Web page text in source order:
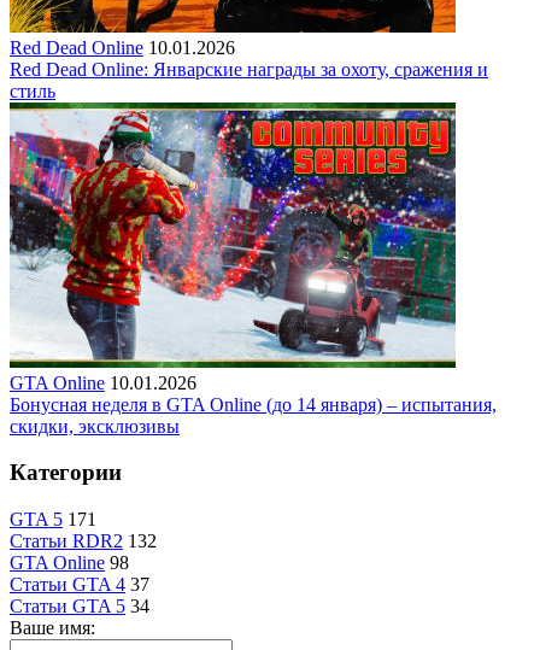
Red Dead Online 10.01.2026
Red Dead Online: Январские награды за охоту, сражения и
стиль
GTA Online 10.01.2026
Бонусная неделя в GTA Online (до 14 января) – испытания,
скидки, эксклюзивы
Категории
GTA 5 171
Статьи RDR2 132
GTA Online 98
Статьи GTA 4 37
Статьи GTA 5 34
Ваше имя: